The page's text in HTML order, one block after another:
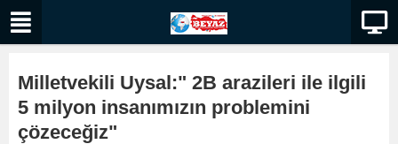
Milletvekili Uysal:" 2B arazileri ile ilgili
5 milyon insanımızın problemini
çözeceğiz"